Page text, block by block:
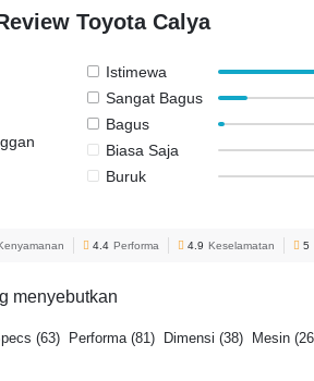
Toyota Calya
4.4 Performa 4.9 Keselamatan 5
Istimewa
Sangat Bagus
Bagus
Biasa Saja
Buruk
menyebutkan
(63) Performa (81) Dimensi (38) Mesin